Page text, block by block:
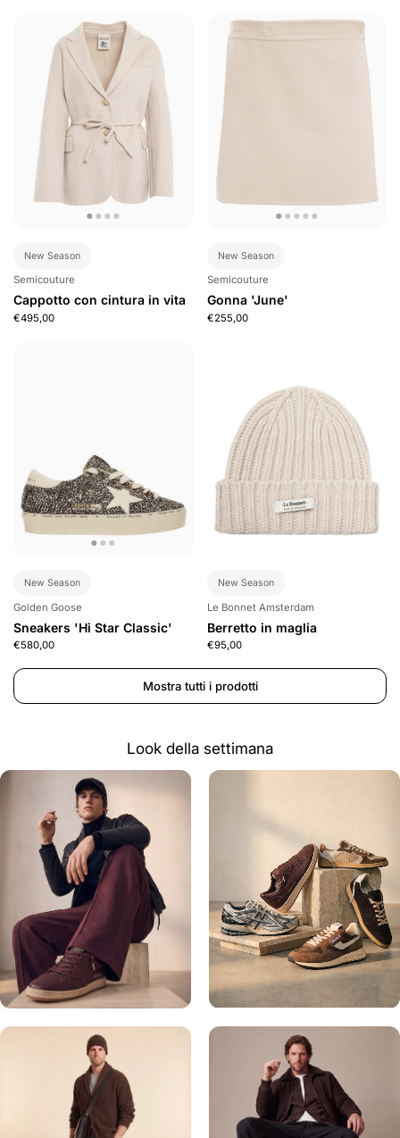
New Season
Semicouture
Cappotto con cintura in vita
€495,00
New Season
Semicouture
Gonna 'June'
€255,00
New Season
Golden Goose
Sneakers 'Hi Star Classic'
€580,00
New Season
Le Bonnet Amsterdam
Berretto in maglia
€95,00
Mostra tutti i prodotti
Look della settimana